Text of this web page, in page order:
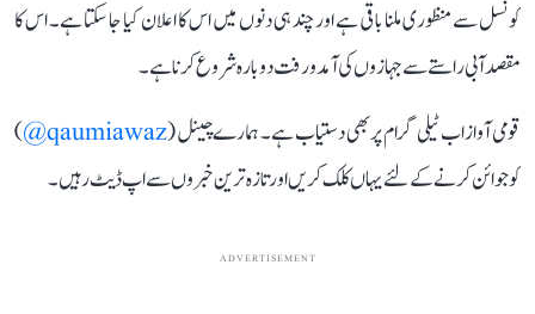
کونسل سے منظوری ملنا باقی ہے اور چند ہی دنوں میں اس کا اعلان کیا جا سکتا ہے۔ اس کا
مقصد آبی راستے سے جہازوں کی آمدورفت دوبارہ شروع کرنا ہے۔
قومی آواز اب ٹیلی گرام پر بھی دستیاب ہے۔ ہمارے چینل (qaumiawaz@
)
کو جوائن کرنے کے لئے یہاں کلک کریں اور تازہ ترین خبروں سے اپ ڈیٹ رہیں۔
ADVERTISEMENT